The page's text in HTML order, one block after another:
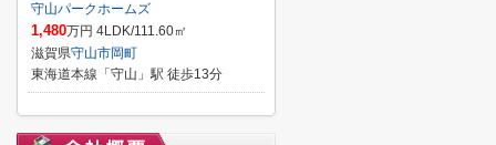
守山パークホームズ
1,480万円 4LDK/111.60㎡
滋賀県守山市岡町
東海道本線「守山」駅 徒歩13分